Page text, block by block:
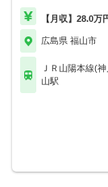
【月収】28.0万
広島県 福山市
ＪＲ山陽本線(
山駅